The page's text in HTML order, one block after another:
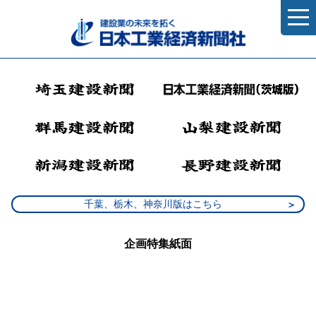
千葉、栃木、神奈川版はこちら
企画特集紙面